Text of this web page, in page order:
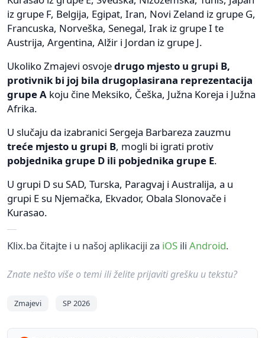
iz grupe F, Belgija, Egipat, Iran, Novi Zeland iz grupe G,
Francuska, Norveška, Senegal, Irak iz grupe I te
Austrija, Argentina, Alžir i Jordan iz grupe J.
Ukoliko Zmajevi osvojedrugo mjesto u grupi B,
protivnik bi joj bila drugoplasirana reprezentacija
grupe A koju čine Meksiko, Češka, Južna Koreja i Južna
Afrika.
U slučaju da izabranici Sergeja Barbareza zauzmu
treće mjesto u grupi B, mogli bi igrati protiv
pobjednika grupe D ili pobjednika grupe E.
U grupi D su SAD, Turska, Paragvaj i Australija, a u
grupi E su Njemačka, Ekvador, Obala Slonovače i
Kurasao.
Klix.ba čitajte i u našoj aplikaciji za iOS ili Android.
Znate nešto više o temi ili želite prijaviti grešku u tekstu?
Zmajevi SP 2026